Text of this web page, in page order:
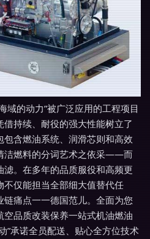
域的动力”被广泛应用的工程项目
持续、耐役的强大性能树立了
含燃油系统、润滑芯则和高效
洁燃料的分词艺术之依采——而
。在多年的品质服役和高频更
仅能担当全部细大值替代任
痛点一一德国范儿。全面为您
品质改装保养一站式机油燃油
”承诺全员配送、贴心全方位技术